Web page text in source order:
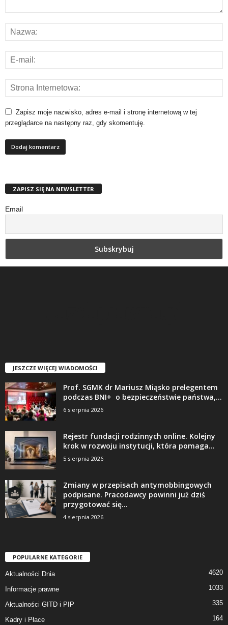
Zapisz moje nazwisko, adres e-mail i stronę internetową w tej
przeglądarce na następny raz, gdy skomentuję.
ZAPISZ SIĘ NA NEWSLETTER
Email
JESZCZE WIĘCEJ WIADOMOŚCI
Prof. SGMK dr Mariusz Miąsko prelegentem
podczas BNI+ o bezpieczeństwie państwa,...
6 sierpnia 2026
Rejestr fundacji rodzinnych online. Kolejny
krok w rozwoju instytucji, która pomaga...
5 sierpnia 2026
Zmiany w przepisach antymobbingowych
podpisane. Pracodawcy powinni już dziś
przygotować się...
4 sierpnia 2026
POPULARNE KATEGORIE
Aktualności Dnia 4620
Informacje prawne 1033
Aktualności GITD i PIP 335
Kadry i Płace 164